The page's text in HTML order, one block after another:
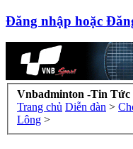
Đăng nhập hoặc
Vnbadminton -Tin Tức
Trang chủ Diễn đàn >
Lông >